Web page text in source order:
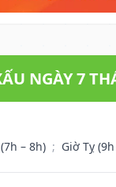
NGÀY 7
– 8h) ; Giờ Tỵ